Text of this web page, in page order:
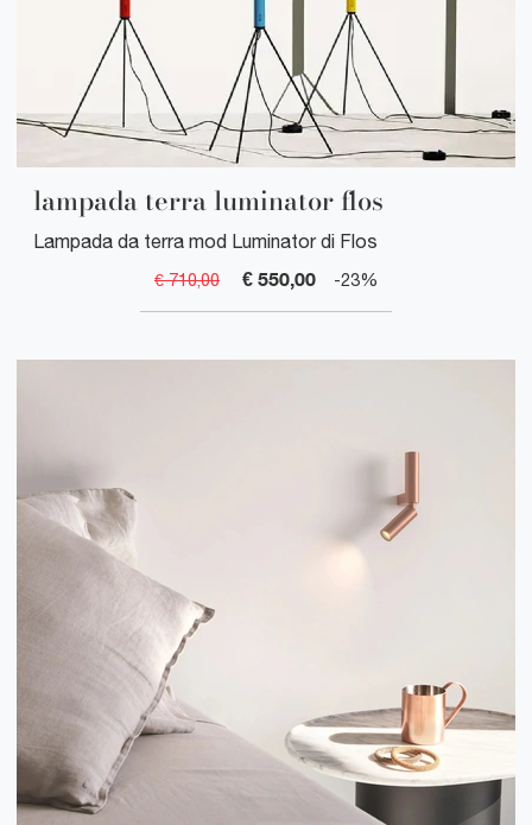
lampada terra luminator flos
Lampada da terra mod Luminator di Flos
€ 710,00 € 550,00 -23%